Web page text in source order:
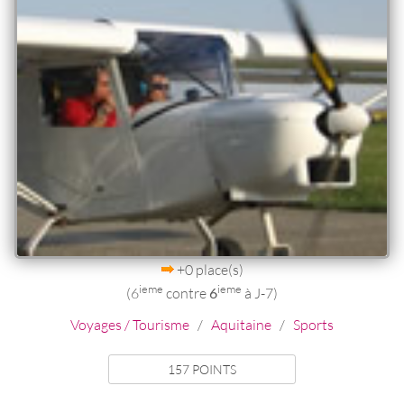
+0 place(s)
(6ieme contre 6ieme à J-7)
Voyages / Tourisme / Aquitaine / Sports
157 POINTS